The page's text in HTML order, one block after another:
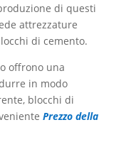
di questi
attrezzature
di cemento.
offrono una
in modo
blocchi di
Prezzo della